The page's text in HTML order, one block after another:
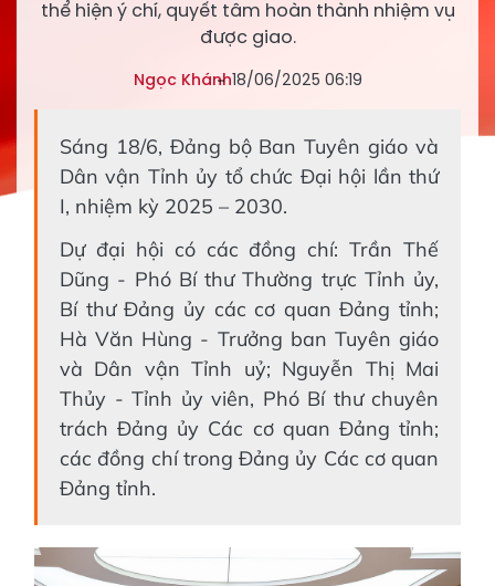
thể hiện ý chí, quyết tâm hoàn thành nhiệm vụ
được giao.
Ngọc Khánh18/06/2025 06:19
Sáng 18/6, Đảng bộ Ban Tuyên giáo và
Dân vận Tỉnh ủy tổ chức Đại hội lần thứ
I, nhiệm kỳ 2025 – 2030.
Dự đại hội có các đồng chí: Trần Thế
Dũng - Phó Bí thư Thường trực Tỉnh ủy,
Bí thư Đảng ủy các cơ quan Đảng tỉnh;
Hà Văn Hùng - Trưởng ban Tuyên giáo
và Dân vận Tỉnh uỷ; Nguyễn Thị Mai
Thủy - Tỉnh ủy viên, Phó Bí thư chuyên
trách Đảng ủy Các cơ quan Đảng tỉnh;
các đồng chí trong Đảng ủy Các cơ quan
Đảng tỉnh.